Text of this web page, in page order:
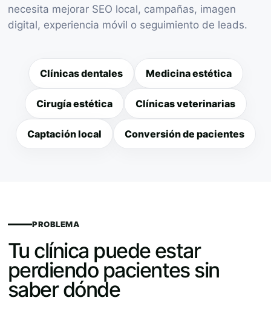
necesita mejorar SEO local, campañas, imagen
digital, experiencia móvil o seguimiento de leads.
Clínicas dentales Medicina estética
Cirugía estética Clínicas veterinarias
Captación local Conversión de pacientes
PROBLEMA
Tu clínica puede estar
perdiendo pacientes sin
saber dónde